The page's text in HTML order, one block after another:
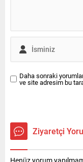
Daha sonraki
ve site adresim bu
Ziyaretçi